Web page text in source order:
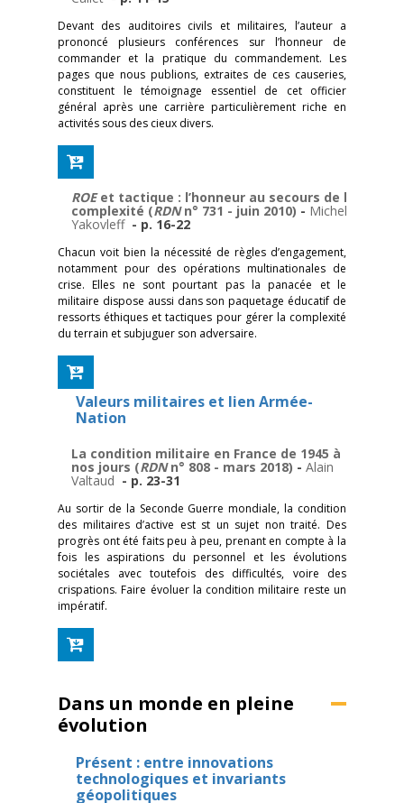
Devant des auditoires civils et militaires, l’auteur a
prononcé plusieurs conférences sur l’honneur de
commander et la pratique du commandement. Les
pages que nous publions, extraites de ces causeries,
constituent le témoignage essentiel de cet officier
général après une carrière particulièrement riche en
activités sous des cieux divers.
ROEet tactique : l’honneur au secours de la
complexité (RDNn° 731 - juin 2010) - Michel
Yakovleff- p. 16-22
Chacun voit bien la nécessité de règles d’engagement,
notamment pour des opérations multinationales de
crise. Elles ne sont pourtant pas la panacée et le
militaire dispose aussi dans son paquetage éducatif de
ressorts éthiques et tactiques pour gérer la complexité
du terrain et subjuguer son adversaire.
Valeurs militaires et lien Armée-
Nation
La condition militaire en France de 1945 à
nos jours (RDNn° 808 - mars 2018) - Alain
Valtaud - p. 23-31
Au sortir de la Seconde Guerre mondiale, la condition
des militaires d’active est st un sujet non traité. Des
progrès ont été faits peu à peu, prenant en compte à la
fois les aspirations du personnel et les évolutions
sociétales avec toutefois des difficultés, voire des
crispations. Faire évoluer la condition militaire reste un
impératif.
Dans un monde en pleine
évolution
Présent : entre innovations
technologiques et invariants
géopolitiques